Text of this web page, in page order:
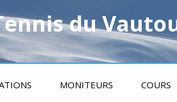
du
MONITEURS COURS